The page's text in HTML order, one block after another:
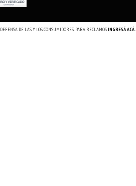
DEFENSA DE LAS Y LOS CONSUMIDORES. PARA RECLAMOSINGRESÁ ACÁ.